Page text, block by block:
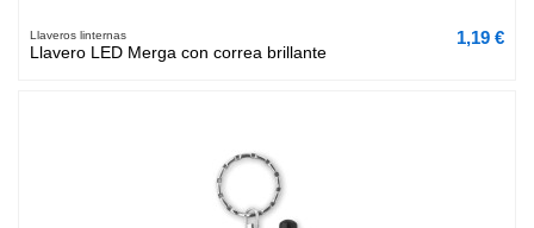
Llaveros linternas
Llavero LED Merga con correa brillante
1,19 €